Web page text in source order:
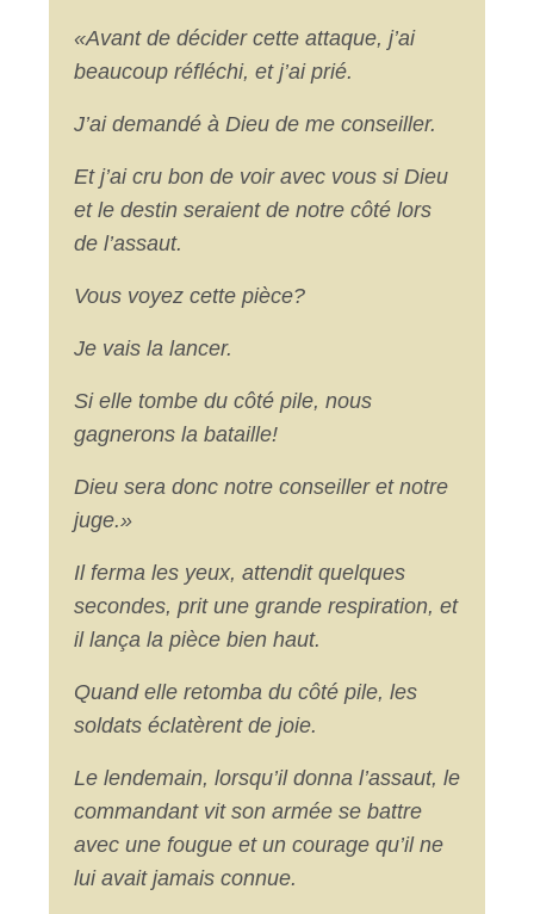
«Avant de décider cette attaque, j’ai
beaucoup réfléchi, et j’ai prié.
J’ai demandé à Dieu de me conseiller.
Et j’ai cru bon de voir avec vous si Dieu
et le destin seraient de notre côté lors
de l’assaut.
Vous voyez cette pièce?
Je vais la lancer.
Si elle tombe du côté pile, nous
gagnerons la bataille!
Dieu sera donc notre conseiller et notre
juge.»
Il ferma les yeux, attendit quelques
secondes, prit une grande respiration, et
il lança la pièce bien haut.
Quand elle retomba du côté pile, les
soldats éclatèrent de joie.
Le lendemain, lorsqu’il donna l’assaut, le
commandant vit son armée se battre
avec une fougue et un courage qu’il ne
lui avait jamais connue.